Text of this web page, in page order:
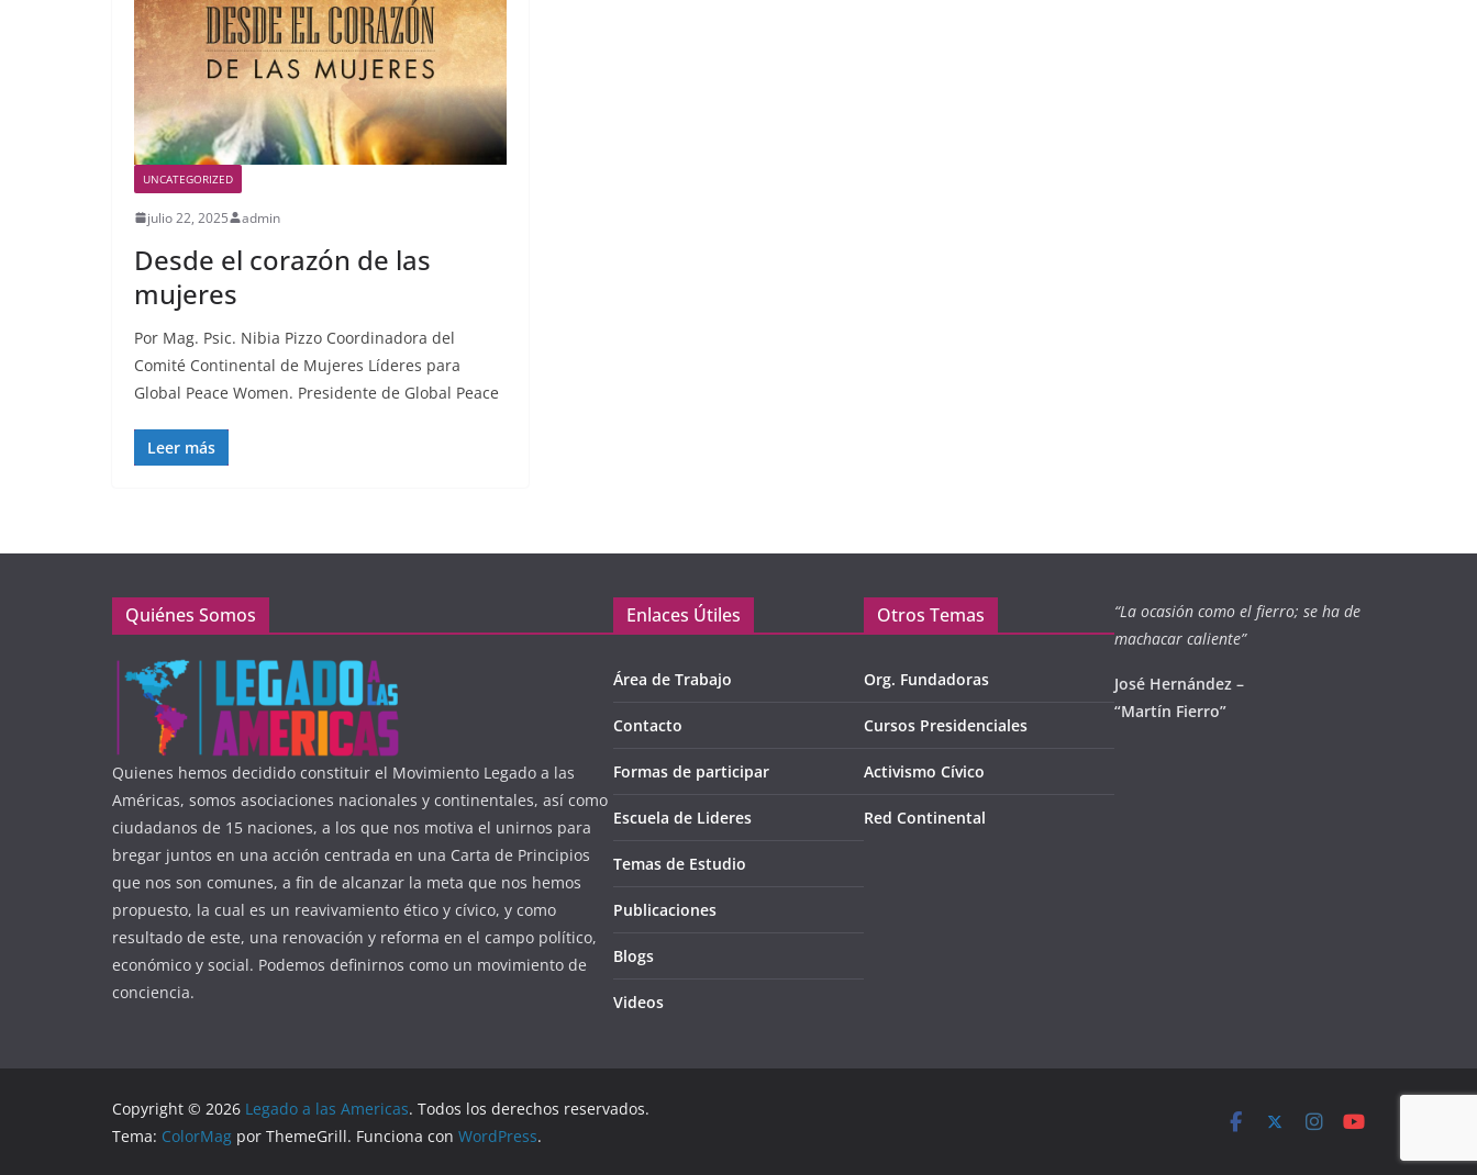
UNCATEGORIZED
julio 22, 2025 admin
Desde el corazón de las
mujeres
Por Mag. Psic. Nibia Pizzo Coordinadora del
Comité Continental de Mujeres Líderes para
Global Peace Women. Presidente de Global Peace
Leer más
Quiénes Somos
Quienes hemos decidido constituir el Movimiento Legado a las
Américas, somos asociaciones nacionales y continentales, así como
ciudadanos de 15 naciones, a los que nos motiva el unirnos para
bregar juntos en una acción centrada en una Carta de Principios
que nos son comunes, a fin de alcanzar la meta que nos hemos
propuesto, la cual es un reavivamiento ético y cívico, y como
resultado de este, una renovación y reforma en el campo político,
económico y social. Podemos definirnos como un movimiento de
conciencia.
Enlaces Útiles
Área de Trabajo
Contacto
Formas de participar
Escuela de Lideres
Temas de Estudio
Publicaciones
Blogs
Videos
Otros Temas
Org. Fundadoras
Cursos Presidenciales
Activismo Cívico
Red Continental
“La ocasión como el fierro; se ha de
machacar caliente”
José Hernández –
“Martín Fierro”
Copyright © 2026 Legado a las Americas. Todos los derechos reservados.
Tema: ColorMag por ThemeGrill. Funciona con WordPress.